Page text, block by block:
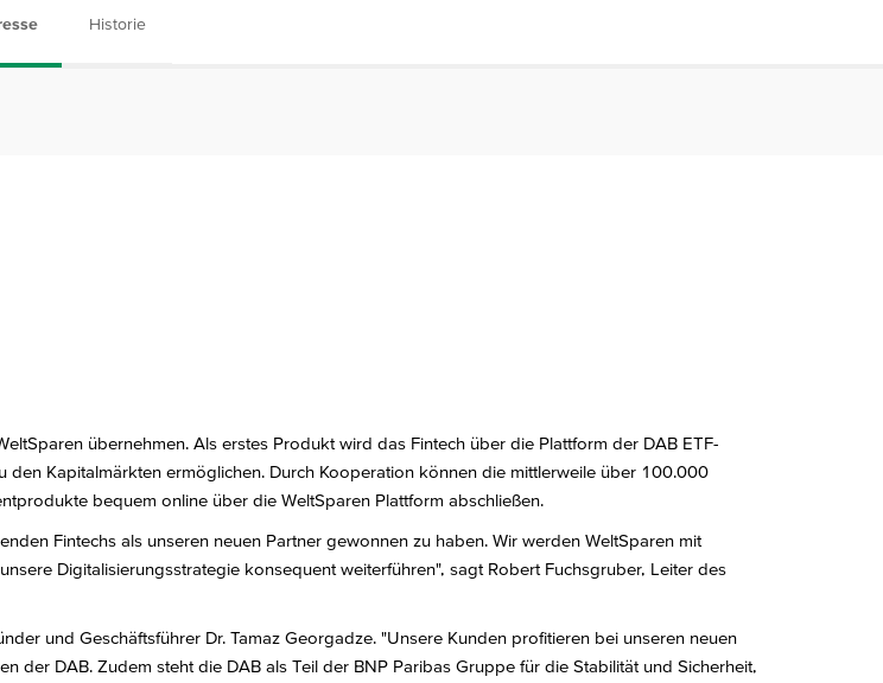
Historie
übernehmen. Als erstes Produkt wird das Fintech über die Plattform der DAB ETF-
Kapitalmärkten ermöglichen. Durch Kooperation können die mittlerweile über 100.000
bequem online über die WeltSparen Plattform abschließen.
Fintechs als unseren neuen Partner gewonnen zu haben. Wir werden WeltSparen mit
Digitalisierungsstrategie konsequent weiterführen", sagt Robert Fuchsgruber, Leiter des
und Geschäftsführer Dr. Tamaz Georgadze. "Unsere Kunden profitieren bei unseren neuen
DAB. Zudem steht die DAB als Teil der BNP Paribas Gruppe für die Stabilität und Sicherheit,